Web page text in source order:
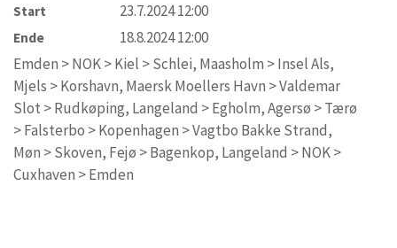
Start 23.7.2024 12:00
Ende
18.8.2024 12:00
Emden > NOK > Kiel > Schlei, Maasholm > Insel Als,
Mjels > Korshavn, Maersk Moellers Havn > Valdemar
Slot > Rudkøping, Langeland > Egholm, Agersø > Tærø
> Falsterbo > Kopenhagen > Vagtbo Bakke Strand,
Møn > Skoven, Fejø > Bagenkop, Langeland > NOK >
Cuxhaven > Emden